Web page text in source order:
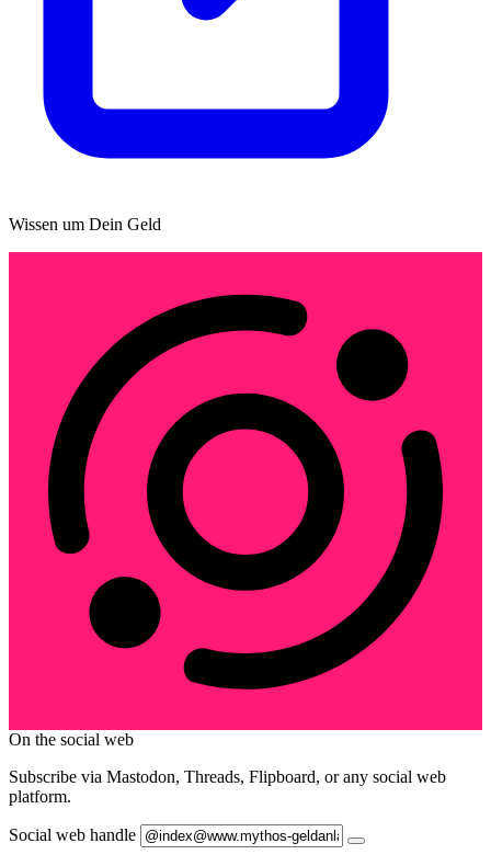
Wissen um Dein Geld
On the social web
Subscribe via Mastodon, Threads, Flipboard, or any social web
platform.
Social web handle